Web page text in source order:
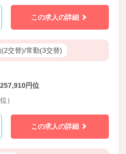
この求人の詳細
(2交替)/常勤(3交替)
円位
）
この求人の詳細